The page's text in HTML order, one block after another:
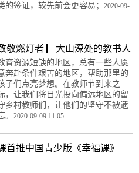
签证，较先前会更容易； 2020-09-
敬燃灯者 ▏大山深处的教书人
育资源短缺的地区，总有一些人愿
奔赴条件艰苦的地区，帮助那里的
子们点亮梦想。在教师节到来之
，让我们将目光投向偏远地区的留
乡村教师们，让他们的坚守不被遗
。 2020-09-09 11:05
首推中国青少版《幸福课》